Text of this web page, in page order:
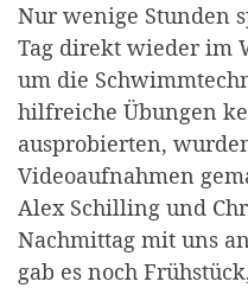
Nur wenige Stunden
Tag direkt wieder im
um die
hilfreiche Übungen
ausprobierten,
Videoaufnahmen
Alex Schilling und
Nachmittag mit uns
gab es noch